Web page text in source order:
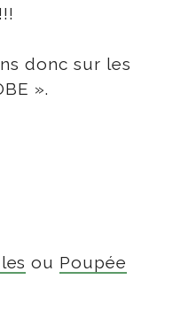
donc sur les
».
ou Poupée